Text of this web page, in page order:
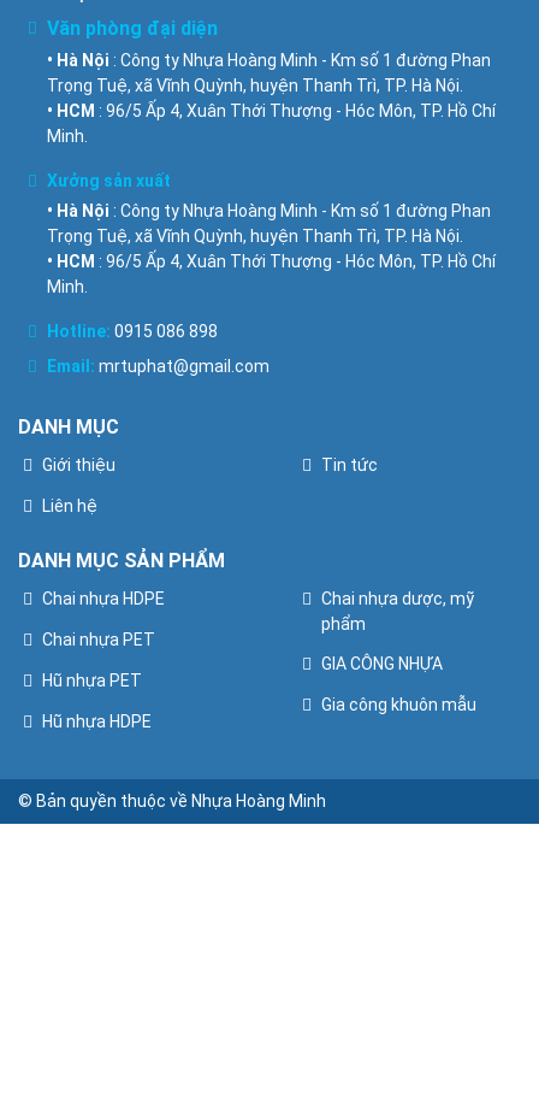
Văn phòng đại diện
• Hà Nội : Công ty Nhựa Hoàng Minh - Km số 1 đường Phan
Trọng Tuệ, xã Vĩnh Quỳnh, huyện Thanh Trì, TP. Hà Nội.
• HCM : 96/5 Ấp 4, Xuân Thới Thượng - Hóc Môn, TP. Hồ Chí
Minh.
Xưởng sản xuất
• Hà Nội : Công ty Nhựa Hoàng Minh - Km số 1 đường Phan
Trọng Tuệ, xã Vĩnh Quỳnh, huyện Thanh Trì, TP. Hà Nội.
• HCM : 96/5 Ấp 4, Xuân Thới Thượng - Hóc Môn, TP. Hồ Chí
Minh.
Hotline: 0915 086 898
Email: mrtuphat@gmail.com
DANH MỤC
Giới thiệu
Liên hệ
Tin tức
DANH MỤC SẢN PHẨM
Chai nhựa HDPE
Chai nhựa PET
Hũ nhựa PET
Hũ nhựa HDPE
Chai nhựa dược, mỹ
phẩm
GIA CÔNG NHỰA
Gia công khuôn mẫu
© Bản quyền thuộc về Nhựa Hoàng Minh